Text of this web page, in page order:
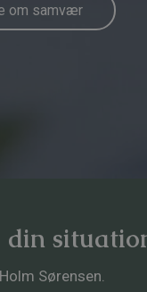
om samvær
din
Sørensen.